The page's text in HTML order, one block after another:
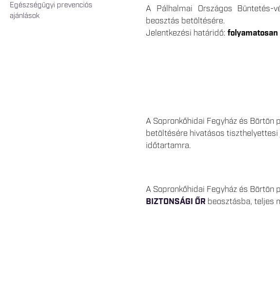
Egészségügyi prevenciós
ajánlások
A Pálhalmai Országos Büntetés-
beosztás betöltésére.
Jelentkezési határidő: folyamatosan
A Sopronkőhidai Fegyház és Börtön
betöltésére hivatásos
időtartamra.
A Sopronkőhidai Fegyház és Börtön
BIZTONSÁGI ŐR beosztásba, teljes